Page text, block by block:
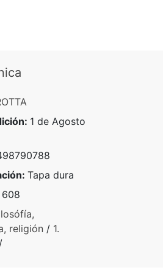
1 de Agosto
Tapa dura
608
religión / 1.
/